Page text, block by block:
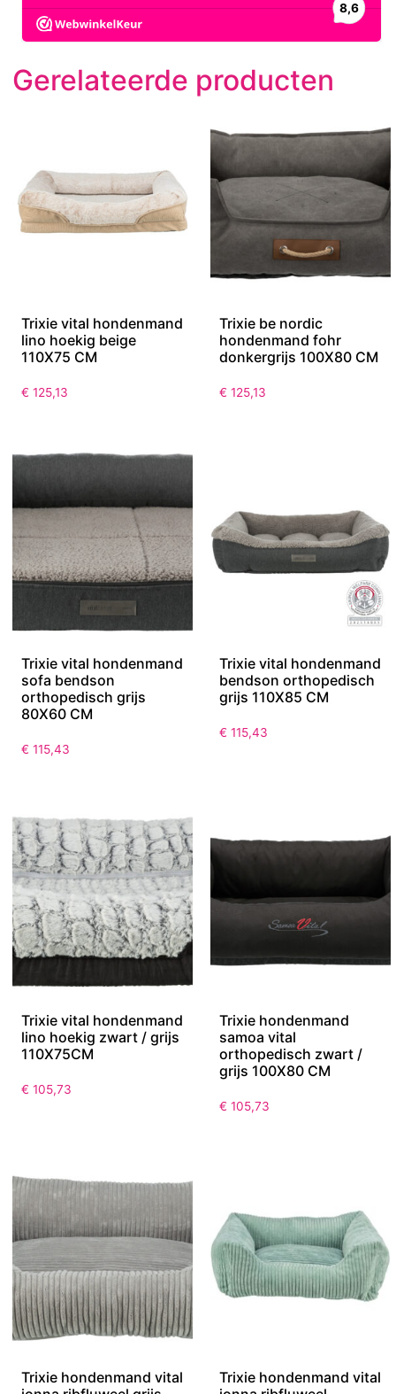
Gerelateerde producten
Trixie vital hondenmand
lino hoekig beige
110X75 CM
€ 125,13
Trixie be nordic
hondenmand fohr
donkergrijs 100X80 CM
€ 125,13
Trixie vital hondenmand
sofa bendson
orthopedisch grijs
80X60 CM
€ 115,43
Trixie vital hondenmand
bendson orthopedisch
grijs 110X85 CM
€ 115,43
Trixie vital hondenmand
lino hoekig zwart / grijs
110X75CM
€ 105,73
Trixie hondenmand
samoa vital
orthopedisch zwart /
grijs 100X80 CM
€ 105,73
Trixie hondenmand vital
Trixie hondenmand vital